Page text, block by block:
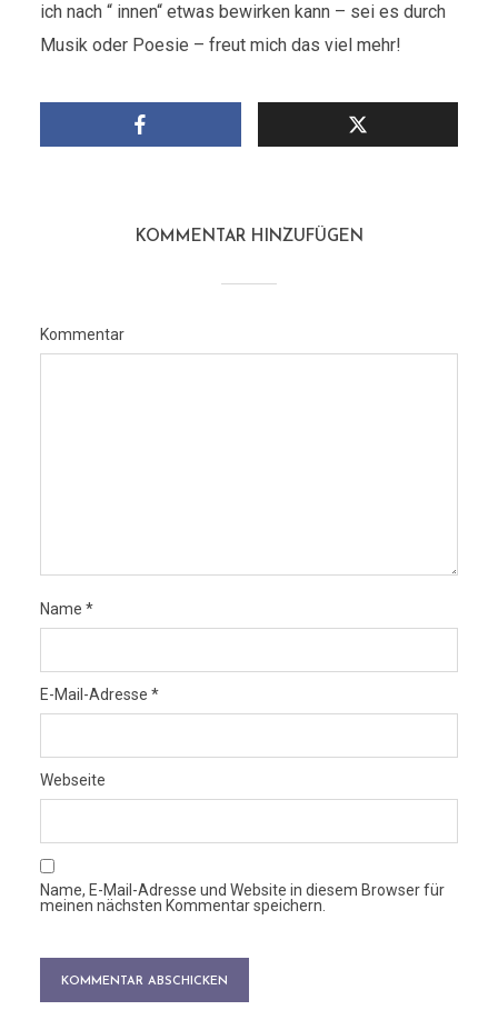
ich nach “ innen“ etwas bewirken kann – sei es durch
Musik oder Poesie – freut mich das viel mehr!
KOMMENTAR HINZUFÜGEN
Kommentar
Name *
E-Mail-Adresse *
Webseite
Name, E-Mail-Adresse und Website in diesem Browser für
meinen nächsten Kommentar speichern.